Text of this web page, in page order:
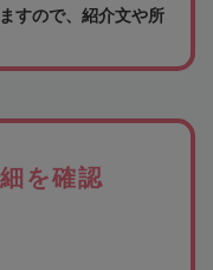
すので、紹介文や所
を確認